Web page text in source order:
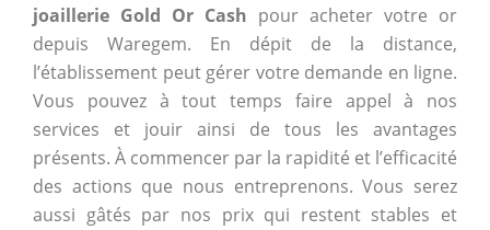
joaillerie Gold Or Cash pour acheter votre or
depuis Waregem. En dépit de la distance,
l’établissement peut gérer votre demande en ligne.
Vous pouvez à tout temps faire appel à nos
services et jouir ainsi de tous les avantages
présents. À commencer par la rapidité et l’efficacité
des actions que nous entreprenons. Vous serez
aussi gâtés par nos prix qui restent stables et